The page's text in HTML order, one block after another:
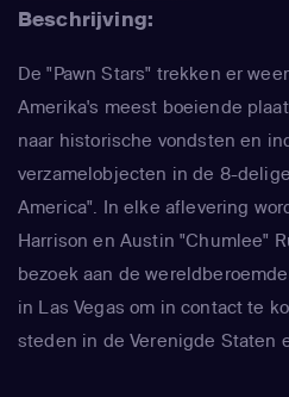
Beschrijving:
De "Pawn Stars" trekken er
Amerika's meest boeiende
naar historische vondsten en
verzamelobjecten in de 8-
America". In elke aflevering
Harrison en Austin "Chumlee"
bezoek aan de
in Las Vegas om in contact te
steden in de Verenigde Staten